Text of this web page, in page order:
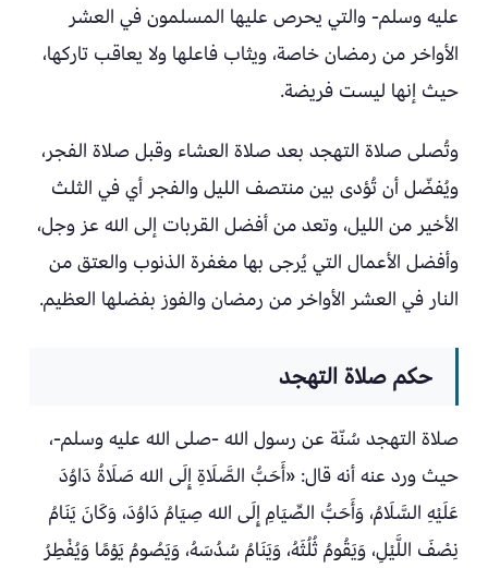
عليه وسلم- والتي يحرص عليها المسلمون في العشر
الأواخر من رمضان خاصة، ويثاب فاعلها ولا يعاقب تاركها،
حيث إنها ليست فريضة.
وتُصلى صلاة التهجد بعد صلاة العشاء وقبل صلاة الفجر،
ويُفضّل أن تُؤدى بين منتصف الليل والفجر أي في الثلث
الأخير من الليل، وتعد من أفضل القربات إلى الله عز وجل،
وأفضل الأعمال التي يُرجى بها مغفرة الذنوب والعتق من
النار في العشر الأواخر من رمضان والفوز بفضلها العظيم.
حكم صلاة التهجد
صلاة التهجد سُنّة عن رسول الله -صلى الله عليه وسلم-،
حيث ورد عنه أنه قال: «أَحَبُّ الصَّلَاةِ إِلَى الله صَلَاةُ دَاوُدَ
عَلَيْهِ السَّلَامُ، وَأَحَبُّ الصِّيَامِ إِلَى الله صِيَامُ دَاوُدَ، وَكَانَ يَنَامُ
نِصْفَ اللَّيْلِ، وَيَقُومُ ثُلُثَهُ، وَيَنَامُ سُدُسَهُ، وَيَصُومُ يَوْمًا وَيُفْطِرُ